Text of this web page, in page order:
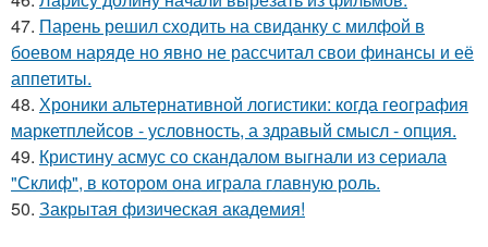
47. Парень решил сходить на свиданку с милфой в
боевом наряде но явно не рассчитал свои финансы и её
аппетиты.
48. Хроники альтернативной логистики: когда география
маркетплейсов - условность, а здравый смысл - опция.
49. Кристину асмус со скандалом выгнали из сериала
"Склиф", в котором она играла главную роль.
50. Закрытая физическая академия!